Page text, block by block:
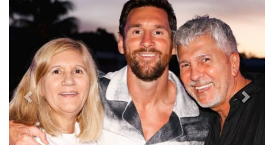
Previous Next